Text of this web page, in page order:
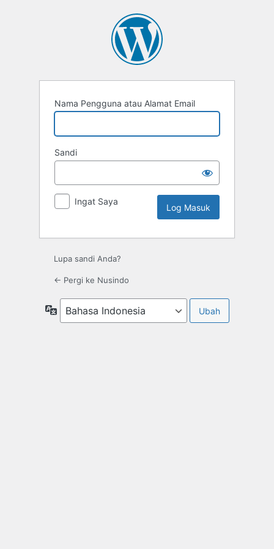
Nama Pengguna atau Alamat Email
Sandi
Ingat Saya
Lupa sandi Anda?
← Pergi ke Nusindo
Bahasa